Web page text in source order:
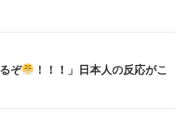
ン
ぞ
！！！」日本人の反応がこ